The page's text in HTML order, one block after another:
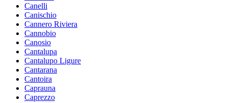
Canelli
Canischio
Cannero Riviera
Cannobio
Canosio
Cantalupa
Cantalupo Ligure
Cantarana
Cantoira
Caprauna
Caprezzo